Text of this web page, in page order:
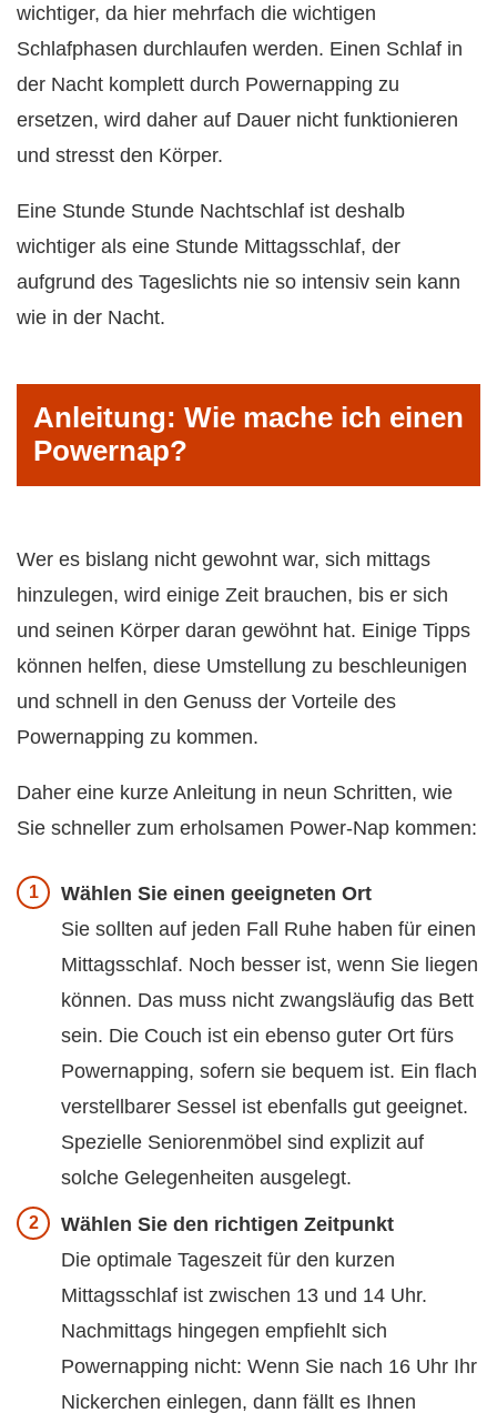
wichtiger, da hier mehrfach die wichtigen
Schlafphasen durchlaufen werden. Einen Schlaf in
der Nacht komplett durch Powernapping zu
ersetzen, wird daher auf Dauer nicht funktionieren
und stresst den Körper.
Eine Stunde Stunde Nachtschlaf ist deshalb
wichtiger als eine Stunde Mittagsschlaf, der
aufgrund des Tageslichts nie so intensiv sein kann
wie in der Nacht.
Anleitung: Wie mache ich einen
Powernap?
Wer es bislang nicht gewohnt war, sich mittags
hinzulegen, wird einige Zeit brauchen, bis er sich
und seinen Körper daran gewöhnt hat. Einige Tipps
können helfen, diese Umstellung zu beschleunigen
und schnell in den Genuss der Vorteile des
Powernapping zu kommen.
Daher eine kurze Anleitung in neun Schritten, wie
Sie schneller zum erholsamen Power-Nap kommen:
Wählen Sie einen geeigneten Ort
Sie sollten auf jeden Fall Ruhe haben für einen
Mittagsschlaf. Noch besser ist, wenn Sie liegen
können. Das muss nicht zwangsläufig das Bett
sein. Die Couch ist ein ebenso guter Ort fürs
Powernapping, sofern sie bequem ist. Ein flach
verstellbarer Sessel ist ebenfalls gut geeignet.
Spezielle Seniorenmöbel sind explizit auf
solche Gelegenheiten ausgelegt.
Wählen Sie den richtigen Zeitpunkt
Die optimale Tageszeit für den kurzen
Mittagsschlaf ist zwischen 13 und 14 Uhr.
Nachmittags hingegen empfiehlt sich
Powernapping nicht: Wenn Sie nach 16 Uhr Ihr
Nickerchen einlegen, dann fällt es Ihnen